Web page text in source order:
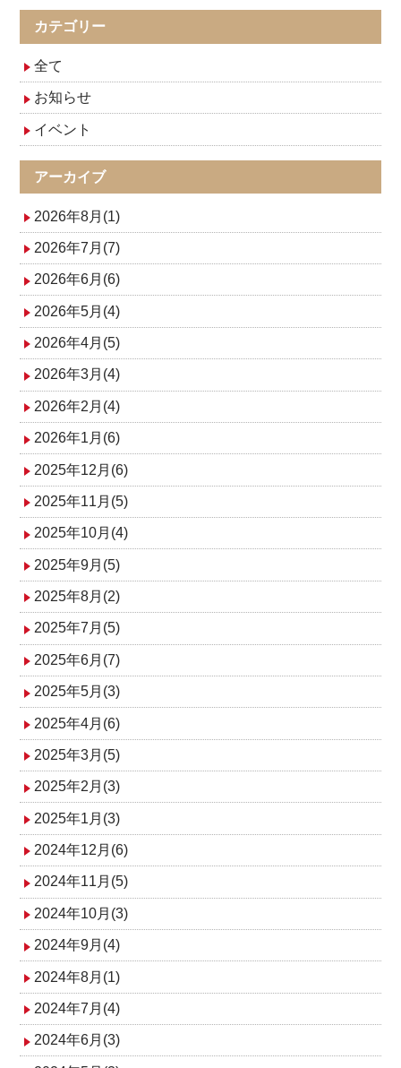
ナ
ビ
ゲ
ー
シ
ョ
ン
カテゴリー
全て
お知らせ
イベント
アーカイブ
2026年8月(1)
2026年7月(7)
2026年6月(6)
2026年5月(4)
2026年4月(5)
2026年3月(4)
2026年2月(4)
2026年1月(6)
2025年12月(6)
2025年11月(5)
2025年10月(4)
2025年9月(5)
2025年8月(2)
2025年7月(5)
2025年6月(7)
2025年5月(3)
2025年4月(6)
2025年3月(5)
2025年2月(3)
2025年1月(3)
2024年12月(6)
2024年11月(5)
2024年10月(3)
2024年9月(4)
2024年8月(1)
2024年7月(4)
2024年6月(3)